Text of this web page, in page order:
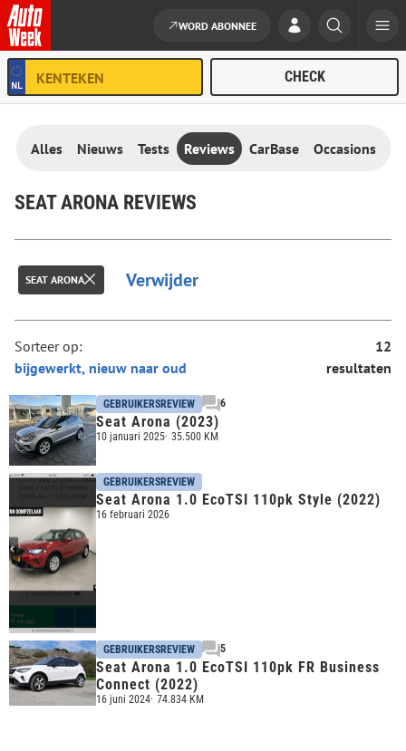
Ga naar de inhoud
WORD ABONNEE
Alles Nieuws Tests Reviews CarBase Occasions
SEAT ARONA REVIEWS
SEAT ARONA Verwijder
Sorteer op:
12
resultaten
GEBRUIKERSREVIEW 6
Seat Arona (2023)
10 januari 2025 35.500 KM
GEBRUIKERSREVIEW
Seat Arona 1.0 EcoTSI 110pk Style (2022)
16 februari 2026
GEBRUIKERSREVIEW 5
Seat Arona 1.0 EcoTSI 110pk FR Business
Connect (2022)
16 juni 2024 74.834 KM